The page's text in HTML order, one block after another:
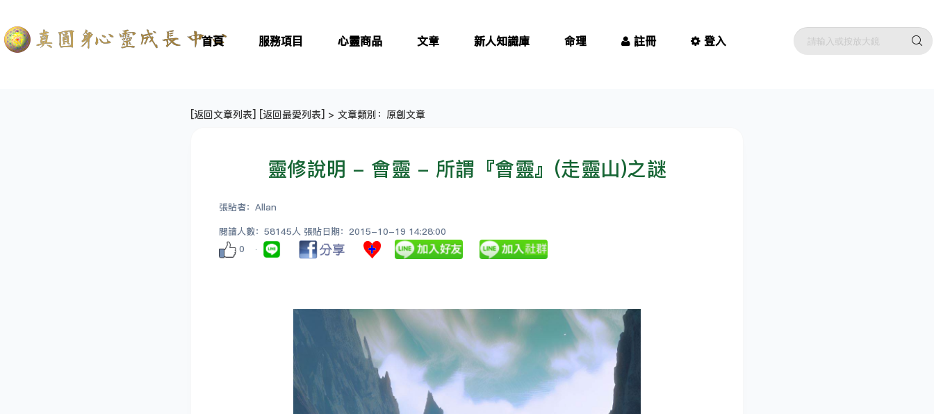
首頁 服務項目 心靈商品 文章 新人知識庫 命理 註冊 登入
[返回文章列表] [返回最愛列表] > 文章類別：原創文章
靈修說明 - 會靈 - 所謂『會靈』(走靈山)之謎
張貼者：Allan
閱讀人數：58145人 張貼日期：2015-10-19 14:28:00
0